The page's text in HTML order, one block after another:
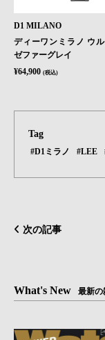
D1 MILANO
ディーワンミラノ ウ
ゼファーグレイ
¥64,900 (税込)
Tag
#D1ミラノ #LEE
次の記事
What's New 最新の